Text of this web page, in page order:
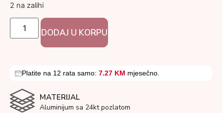
2 na zalihi
DODAJ U KORPU
Platite na 12 rata samo: 7.27 KM mjesečno.
MATERIJAL
Aluminijum sa 24kt pozlatom